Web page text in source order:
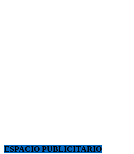
ESPACIO PUBLICITARIO